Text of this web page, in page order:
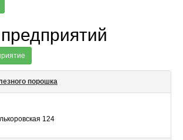
порошка
124